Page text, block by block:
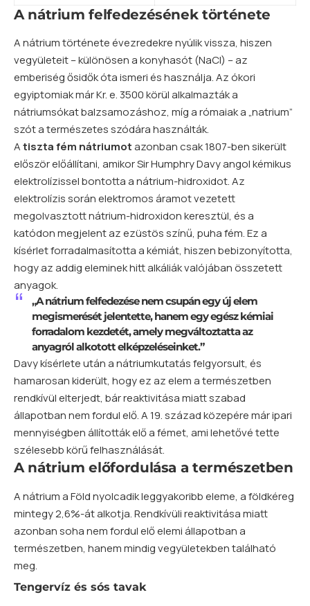
A nátrium felfedezésének története
A nátrium története évezredekre nyúlik vissza, hiszen
vegyületeit – különösen a konyhasót (NaCl) – az
emberiség ősidők óta ismeri és használja. Az ókori
egyiptomiak már Kr. e. 3500 körül alkalmazták a
nátriumsókat balzsamozáshoz, míg a rómaiak a „natrium”
szót a természetes szódára használták.
Atiszta fém nátriumotazonban csak 1807-ben sikerült
először előállítani, amikor Sir Humphry Davy angol kémikus
elektrolízissel bontotta a nátrium-hidroxidot. Az
elektrolízis során elektromos áramot vezetett
megolvasztott nátrium-hidroxidon keresztül, és a
katódon megjelent az ezüstös színű, puha fém. Ez a
kísérlet forradalmasította a kémiát, hiszen bebizonyította,
hogy az addig eleminek hitt alkáliák valójában összetett
anyagok.
„A nátrium felfedezése nem csupán egy újelem
megismerését jelentette, hanem egy egész kémiai
forradalom kezdetét, amely megváltoztatta az
anyagról alkotott elképzeléseinket.”
Davy kísérlete után a nátriumkutatás felgyorsult, és
hamarosan kiderült, hogy ez az elem a természetben
rendkívül elterjedt, bár reaktivitása miatt szabad
állapotban nem fordul elő. A 19. század közepére már ipari
mennyiségben állították elő a fémet, ami lehetővé tette
szélesebb körű felhasználását.
A nátrium előfordulása a természetben
A nátrium a Föld nyolcadik leggyakoribb eleme, a földkéreg
mintegy 2,6%-át alkotja. Rendkívüli reaktivitása miatt
azonban soha nem fordul elő elemi állapotban a
természetben, hanem mindig vegyületekben található
meg.
Tengervíz és sós tavak